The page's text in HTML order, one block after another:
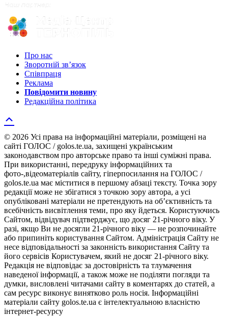
Про нас
Зворотній зв’язок
Співпраця
Реклама
Повідомити новину
Редакційна політика
© 2026 Усі права на інформаційні матеріали, розміщені на
сайті ГОЛОС / golos.te.ua, захищені українським
законодавством про авторське право та інші суміжні права.
При використанні, передруку інформаційних та
фото-,відеоматеріалів сайту, гіперпосилання на ГОЛОС /
golos.te.ua має міститися в першому абзаці тексту. Точка зору
редакції може не збігатися з точкою зору автора, а усі
опубліковані матеріали не претендують на об’єктивність та
всебічність висвітлення теми, про яку йдеться. Користуючись
Сайтом, відвідувач підтверджує, що досяг 21-річного віку. У
разі, якщо Ви не досягли 21-річного віку — не розпочинайте
або припиніть користування Сайтом. Адміністрація Сайту не
несе відповідальності за законність використання Сайту та
його сервісів Користувачем, який не досяг 21-річного віку.
Редакція не відповідає за достовірність та тлумачення
наведеної інформації, а також може не поділяти погляди та
думки, висловлені читачами сайту в коментарях до статей, а
сам ресурс виконує винятково роль носія. Інформаційні
матеріали сайту golos.te.ua є інтелектуальною власністю
інтернет-ресурсу